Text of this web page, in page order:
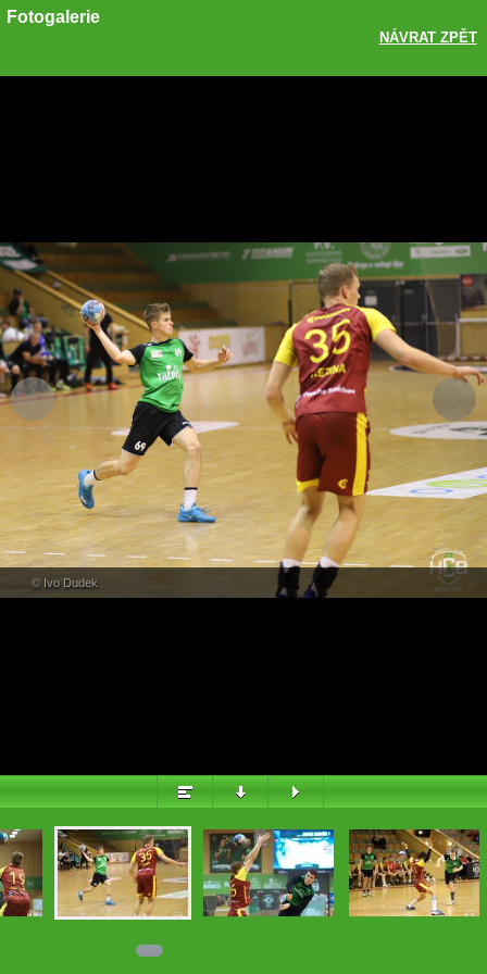
Fotogalerie
NÁVRAT ZPĚT
FACEBOOK
TWITTER
GOOGLE PLUS
PŘEHLED
© Ivo Dudek